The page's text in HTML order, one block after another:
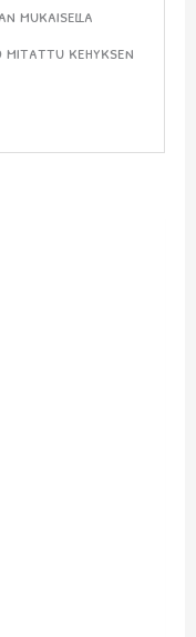
mukaisella
mitattu kehyksen